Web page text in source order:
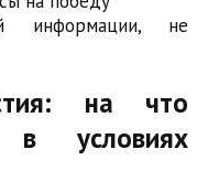
информации, не
на что
в условиях